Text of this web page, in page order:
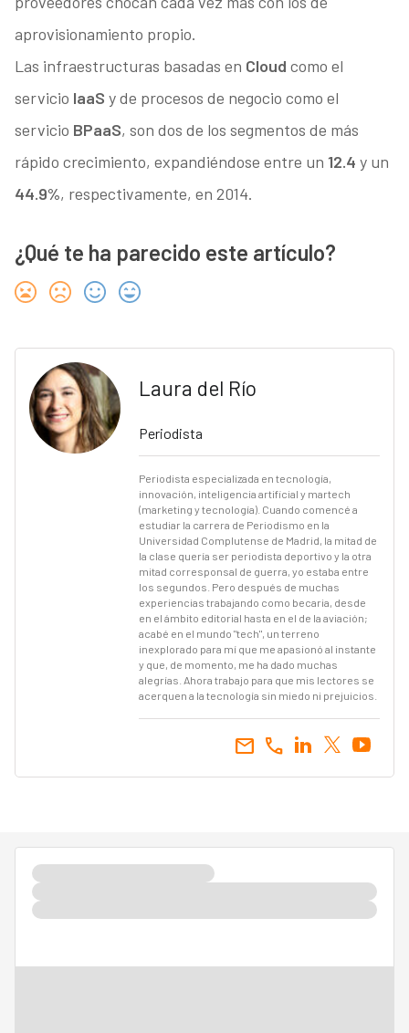
aprovisionamiento propio.
Las infraestructuras basadas en Cloud como el
servicio laaS y de procesos de negocio como el
servicio BPaaS, son dos de los segmentos de más
rápido crecimiento, expandiéndose entre un 12.4 y un
44.9%, respectivamente, en 2014.
¿Qué te ha parecido este artículo?
Laura del Río
Periodista
Periodista especializada en tecnología,
innovación, inteligencia artificial y martech
(marketing y tecnología). Cuando comencé a
estudiar la carrera de Periodismo en la
Universidad Complutense de Madrid, la mitad de
la clase quería ser periodista deportivo y la otra
mitad corresponsal de guerra, yo estaba entre
los segundos. Pero después de muchas
experiencias trabajando como becaria, desde
en el ámbito editorial hasta en el de la aviación;
acabé en el mundo "tech", un terreno
inexplorado para mí que me apasionó al instante
y que, de momento, me ha dado muchas
alegrías. Ahora trabajo para que mis lectores se
acerquen a la tecnología sin miedo ni prejuicios.
call
email